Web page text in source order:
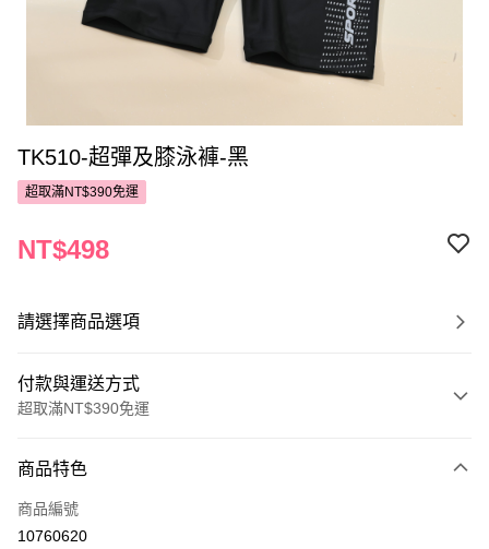
TK510-超彈及膝泳褲-黑
超取滿NT$390免運
NT$498
請選擇商品選項
付款與運送方式
超取滿NT$390免運
POYA支付
信用卡一次付款
商品特色
商品編號
10760620